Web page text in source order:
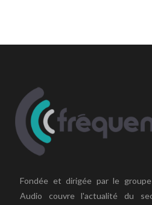
Fondée et dirigée par le
Audio couvre l'actualité du